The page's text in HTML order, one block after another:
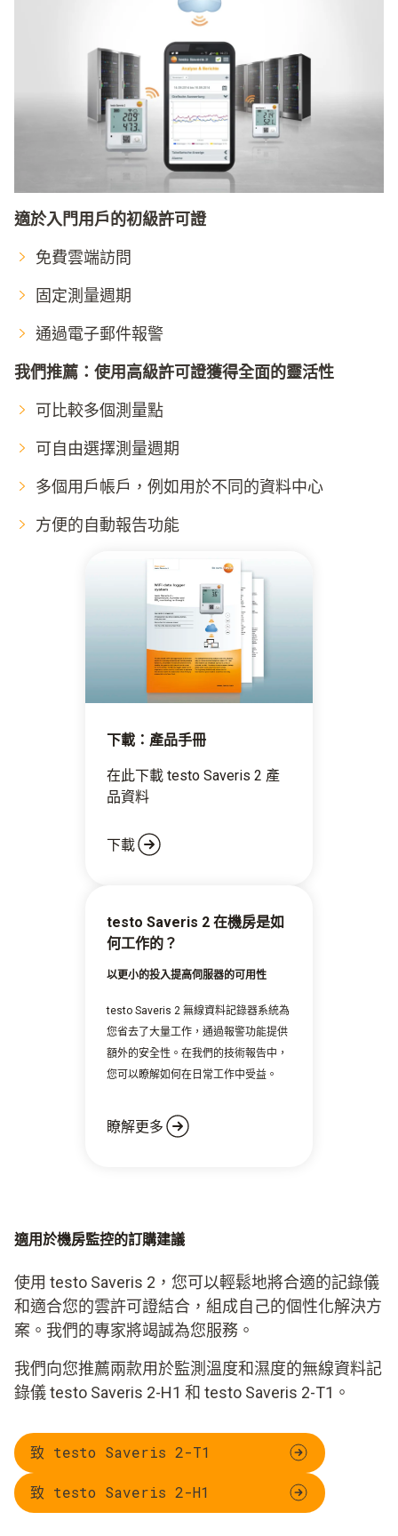
適於入門用戶的初級許可證
免費雲端訪問
固定測量週期
通過電子郵件報警
我們推薦：使用高級許可證獲得全面的靈活性
可比較多個測量點
可自由選擇測量週期
多個用戶帳戶，例如用於不同的資料中心
方便的自動報告功能
下載：產品手冊
在此下載 testo Saveris 2 產
品資料
下載
testo Saveris 2 在機房是如
何工作的？
以更小的投入提高伺服器的可用性
testo Saveris 2 無線資料記錄器系統為
您省去了大量工作，通過報警功能提供
額外的安全性。在我們的技術報告中，
您可以瞭解如何在日常工作中受益。
瞭解更多
適用於機房監控的訂購建議
使用 testo Saveris 2，您可以輕鬆地將合適的記錄儀
和適合您的雲許可證結合，組成自己的個性化解決方
案。我們的專家將竭誠為您服務。
我們向您推薦兩款用於監測溫度和濕度的無線資料記
錄儀 testo Saveris 2-H1 和 testo Saveris 2-T1。
致 testo Saveris 2-T1
致 testo Saveris 2-H1